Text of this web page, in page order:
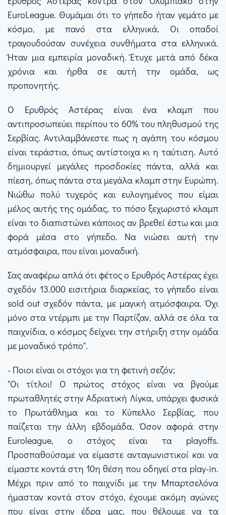
EuroLeague. Θυμάμαι ότι το γήπεδο ήταν γεμάτο με
κόσμο, με πανό στα ελληνικά. Οι οπαδοί
τραγουδούσαν συνέχεια συνθήματα στα ελληνικά.
Ήταν μια εμπειρία μοναδική. Έτυχε μετά από δέκα
χρόνια και ήρθα σε αυτή την ομάδα, ως
προπονητής.
Ο Ερυθρός Αστέρας είναι ένα κλαμπ που
αντιπροσωπεύει περίπου το 60% του πληθυσμού της
Σερβίας. Αντιλαμβάνεστε πως η αγάπη του κόσμου
είναι τεράστια, όπως αντίστοιχα κι η ταύτιση. Αυτό
δημιουργεί μεγάλες προσδοκίες πάντα, αλλά και
πίεση, όπως πάντα στα μεγάλα κλαμπ στην Ευρώπη.
Νιώθω πολύ τυχερός και ευλογημένος που είμαι
μέλος αυτής της ομάδας, το πόσο ξεχωριστό κλαμπ
είναι το διαπιστώνει κάποιος αν βρεθεί έστω και μια
φορά μέσα στο γήπεδο. Να νιώσει αυτή την
ατμόσφαιρα, που είναι μοναδική.
Σας αναφέρω απλά ότι φέτος ο Ερυθρός Αστέρας έχει
σχεδόν 13.000 εισιτήρια διαρκείας, το γήπεδο είναι
sold out σχεδόν πάντα, με μαγική ατμόσφαιρα. Όχι
μόνο στα ντέρμπι με την Παρτίζαν, αλλά σε όλα τα
παιχνίδια, ο κόσμος δείχνει την στήριξη στην ομάδα
με μοναδικό τρόπο".
- Ποιοι είναι οι στόχοι για τη φετινή σεζόν;
"Οι τίτλοι! Ο πρώτος στόχος είναι να βγούμε
πρωταθλητές στην Αδριατική Λίγκα, υπάρχει φυσικά
το Πρωτάθλημα και το Κύπελλο Σερβίας, που
παίζεται την άλλη εβδομάδα. Όσον αφορά στην
Euroleague, ο στόχος είναι τα playoffs.
Προσπαθούσαμε να είμαστε ανταγωνιστικοί και να
είμαστε κοντά στη 10η θέση που οδηγεί στα play-in.
Μέχρι πριν από το παιχνίδι με την Μπαρτσελόνα
ήμασταν κοντά στον στόχο, έχουμε ακόμη αγώνες
που είναι στην έδρα μας, που θέλουμε να τα